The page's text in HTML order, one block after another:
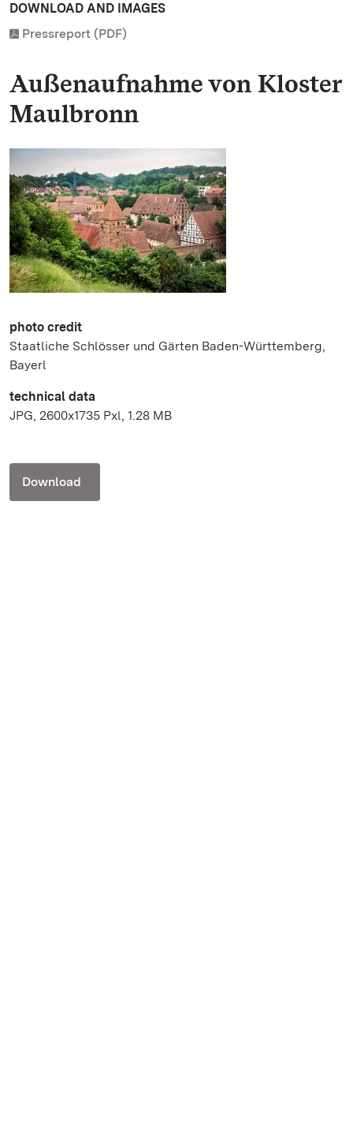
DOWNLOAD AND IMAGES
Pressreport (PDF)
Außenaufnahme von Kloster
Maulbronn
photo credit
Staatliche Schlösser und Gärten Baden-Württemberg,
Bayerl
technical data
JPG, 2600x1735 Pxl, 1.28 MB
Download